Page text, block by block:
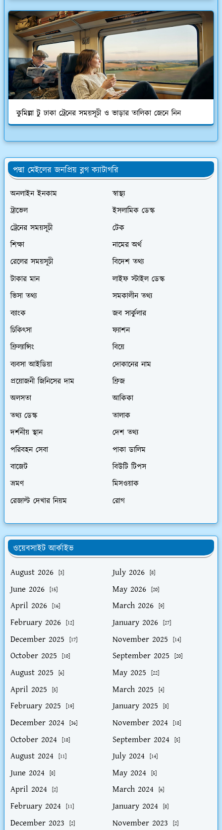
কুমিল্লা টু ঢাকা ট্রেনের সময়সূচী ও ভাড়ার তালিকা জেনে নিন
পদ্মা মেইলের জনপ্রিয় ব্লগ ক্যাটাগরি
অনলাইন ইনকাম
স্বাস্থ্য
ট্রাভেল
ইসলামিক ডেস্ক
ট্রেনের সময়সূচী
টেক
শিক্ষা
নামের অর্থ
রেলের সময়সূচী
বিদেশ তথ্য
টাকার মান
লাইফ স্টাইল ডেস্ক
ভিসা তথ্য
সমকালীন তথ্য
ব্যাংক
জব সার্কুলার
চিকিৎসা
ফ্যাশন
ফ্রিল্যান্সিং
বিয়ে
ব্যবসা আইডিয়া
দোকানের নাম
প্রয়োজনী জিনিসের দাম
ফ্রিজ
অলসতা
আকিকা
তথ্য ডেস্ক
তালাক
দর্শনীয় স্থান
দেশ তথ্য
পরিবহন সেবা
পাকা ডালিম
বাজেট
বিউটি টিপস
ভ্রমণ
মিসওয়াক
রেজাল্ট দেখার নিয়ম
রোগ
ওয়েবসাইট আর্কাইভ
August 2026
[3] July 2026 [8]
June 2026 [15] May 2026 [20]
April 2026 [16] March 2026 [9]
February 2026 [12] January 2026 [27]
December 2025 [17] November 2025 [14]
October 2025 [10] September 2025 [20]
August 2025 [6] May 2025 [22]
April 2025 [5] March 2025 [4]
February 2025 [19] January 2025 [8]
December 2024 [36] November 2024 [18]
October 2024 [18] September 2024 [5]
August 2024 [11] July 2024 [14]
June 2024 [8] May 2024 [5]
April 2024 [2] March 2024 [6]
February 2024 [11] January 2024 [8]
December 2023 [2] November 2023 [2]